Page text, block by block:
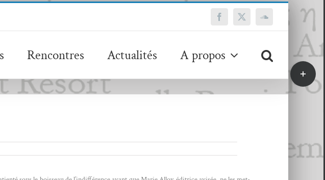
Facebook
X SoundCloud
Rencontres Actualités A propos
Bascule
de
la
barre